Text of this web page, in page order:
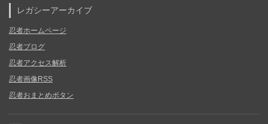
レガシーアーカイブ
忍者ホームページ
忍者ブログ
忍者アクセス解析
忍者画像RSS
忍者おまとめボタン